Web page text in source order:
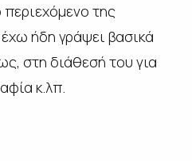
της
ήδη γράψει βασικά
στη διάθεσή του για
κ.λπ.